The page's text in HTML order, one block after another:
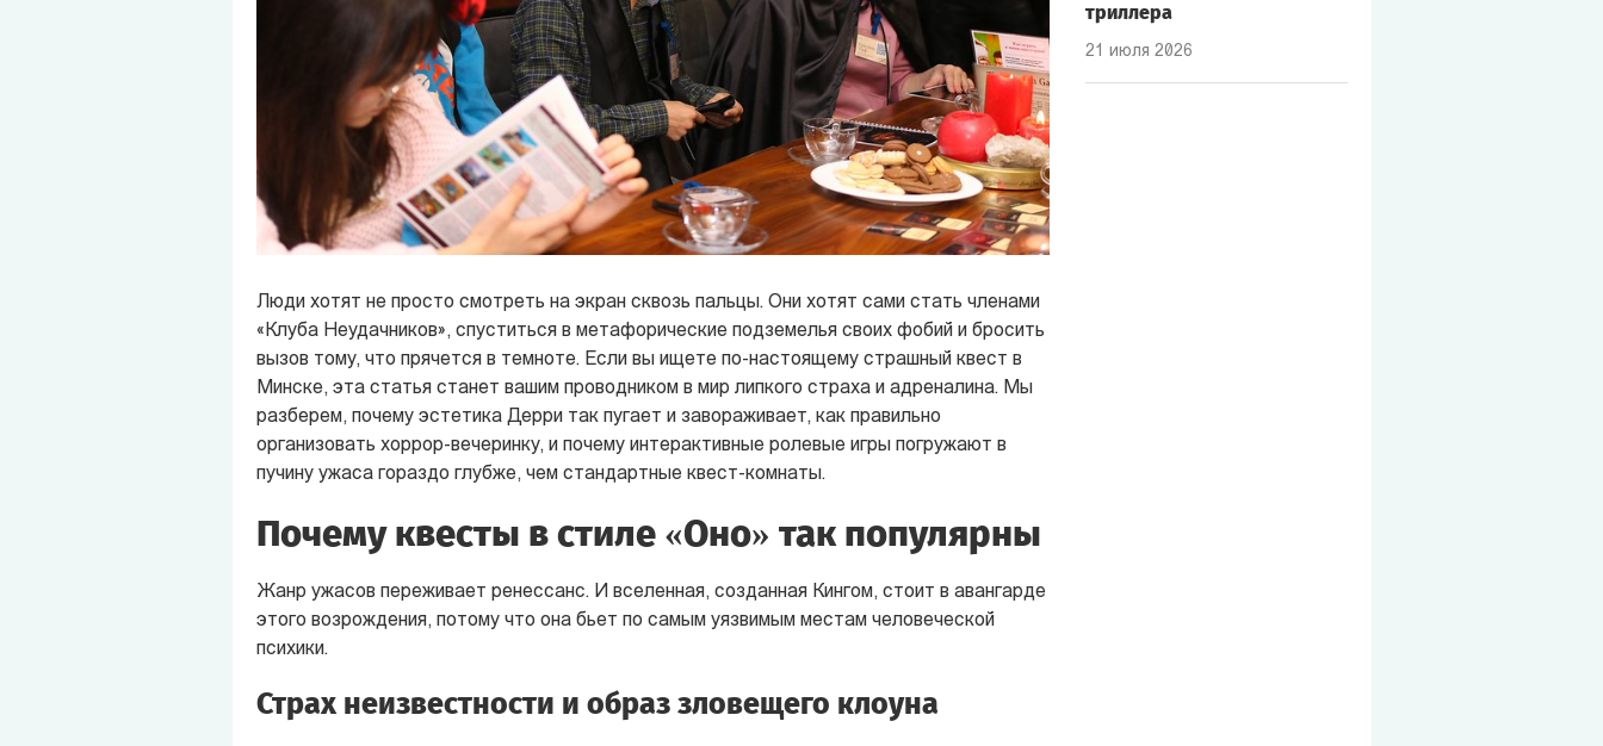
Люди хотят не просто смотреть на экран сквозь пальцы. Они хотят сами стать членами
«Клуба Неудачников», спуститься в метафорические подземелья своих фобий и бросить
вызов тому, что прячется в темноте. Если вы ищете по-настоящему страшный квест в
Минске, эта статья станет вашим проводником в мир липкого страха и адреналина. Мы
разберем, почему эстетика Дерри так пугает и завораживает, как правильно
организовать хоррор-вечеринку, и почему интерактивные ролевые игры погружают в
пучину ужаса гораздо глубже, чем стандартные квест-комнаты.
Почему квесты в стиле «Оно» так популярны
Жанр ужасов переживает ренессанс. И вселенная, созданная Кингом, стоит в авангарде
этого возрождения, потому что она бьет по самым уязвимым местам человеческой
психики.
Страх неизвестности и образ зловещего клоуна
триллера
21 июля 2026